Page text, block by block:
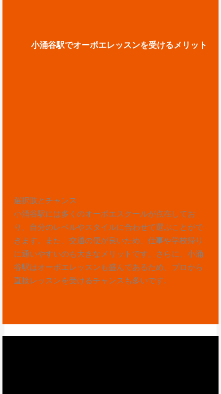
小涌谷駅でオーボエレッスンを受けるメリット
選択肢とチャンス
小涌谷駅には多くのオーボエスクールが点在してお
り、自分のレベルやスタイルに合わせて選ぶことがで
きます。また、交通の便が良いため、仕事や学校帰り
に通いやすいのも大きなメリットです。さらに、小涌
谷駅はオーボエレッスンも盛んであるため、プロから
直接レッスンを受けるチャンスも多いです。